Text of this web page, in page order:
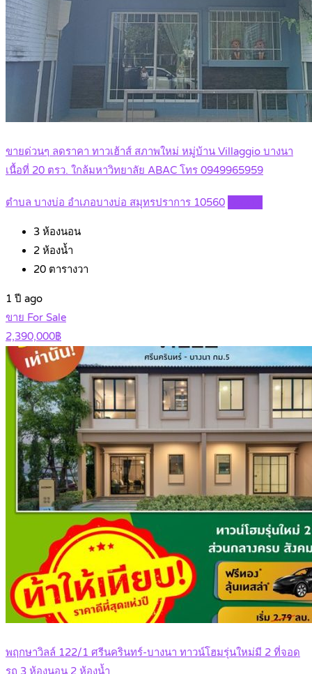
ขายด่วนๆ ลดราคา ทาวเฮ้าส์ สภาพใหม่ หมู่บ้าน Villaggio บางนา
เนื้อที่ 20 ตรว. ใกล้มหาวิทยาลัย ABAC โทร 0949965959
ตำบล บางบ่อ อำเภอบางบ่อ สมุทรปราการ 10560
3 ห้องนอน
2 ห้องน้ำ
20 ตารางวา
1 ปี ago
ขาย For Sale
2,390,000฿
พฤกษาวิลล์ 122/1 ศรีนครินทร์-บางนา ทาวน์โฮมรุ่นใหม่มี 2 ที่จอด
รถ 3 ห้องนอน 2 ห้องน้ำ